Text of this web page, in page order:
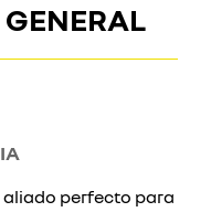
aliado perfecto para